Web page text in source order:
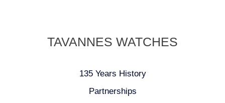
TAVANNES WATCHES
135 Years History
Partnerships